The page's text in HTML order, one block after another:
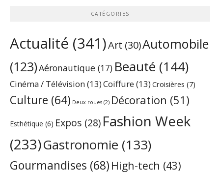
CATÉGORIES
Actualité (341)Art (30)Automobile
(123)Aéronautique (17) Beauté (144)
Cinéma / Télévision(13)Coiffure(13) Croisières (7)
Culture (64) Deux roues (2) Décoration (51)
Esthétique (6) Expos (28) Fashion Week
(233)Gastronomie (133)
Gourmandises (68) High-tech (43)